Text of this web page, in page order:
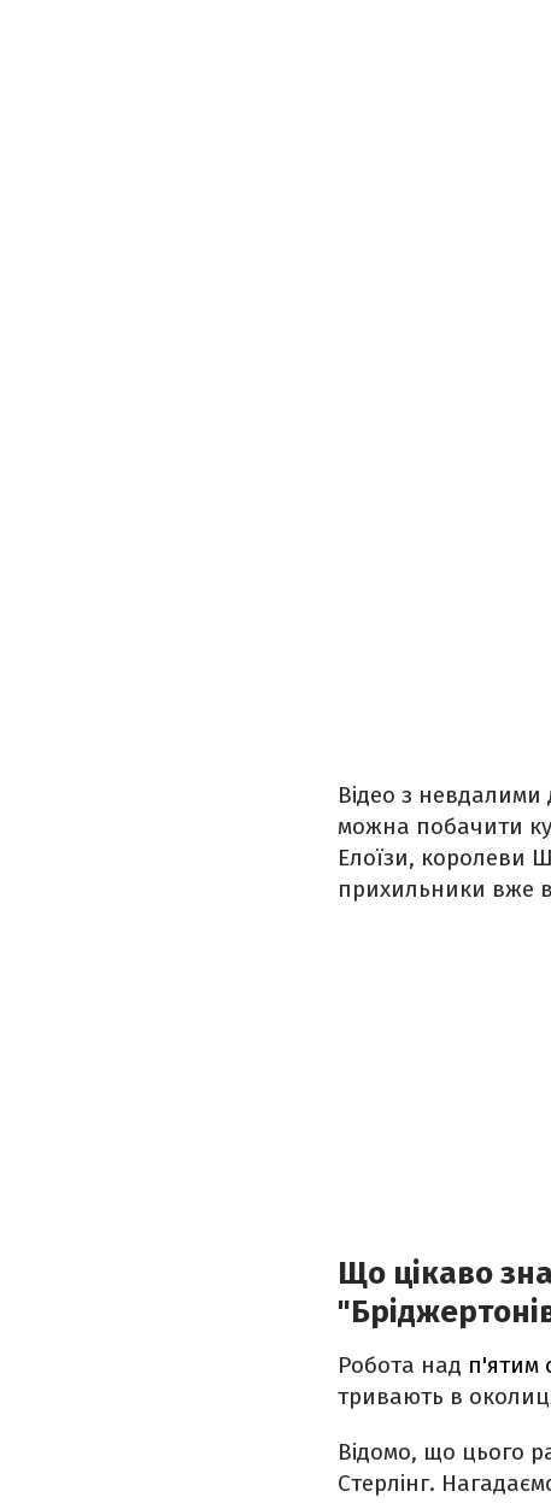
Відео з невдалими
можна побачити
Елоїзи, королеви
прихильники вже
Що цікаво
Робота над п'ятим
тривають в
Відомо, що цього
Стерлінг.